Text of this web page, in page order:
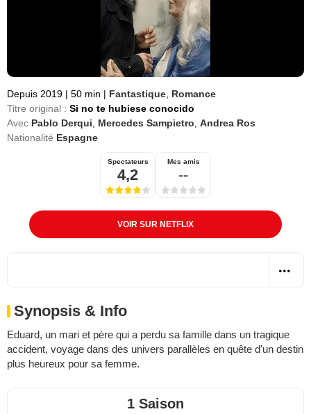
Depuis 2019 | 50 min | Fantastique Romance
Titre original : Si no te hubiese conocido
Avec Pablo Derqui Mercedes Sampietro Andrea Ros
Nationalité Espagne
Spectateurs
4,2
Mes amis
--
VOIR SUR NETFLIX
Synopsis & Info
Eduard, un mari et père qui a perdu sa famille dans un tragique
accident, voyage dans des univers parallèles en quête d'un destin
plus heureux pour sa femme.
1 Saison